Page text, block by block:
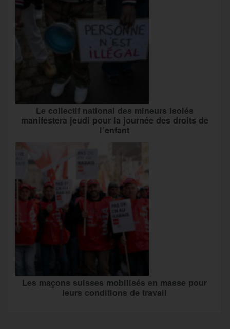
Le collectif national des mineurs isolés
manifestera jeudi pour la journée des droits de
l’enfant
Les maçons suisses mobilisés en masse pour
leurs conditions de travail